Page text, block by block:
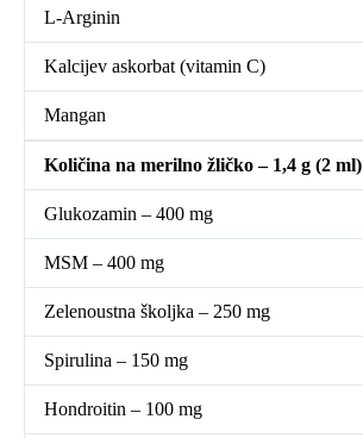
L-Arginin
Kalcijev askorbat (vitamin C)
Mangan
Količina na merilno žličko – 1,4 g (2 ml)
Glukozamin – 400 mg
MSM – 400 mg
Zelenoustna školjka – 250 mg
Spirulina – 150 mg
Hondroitin – 100 mg